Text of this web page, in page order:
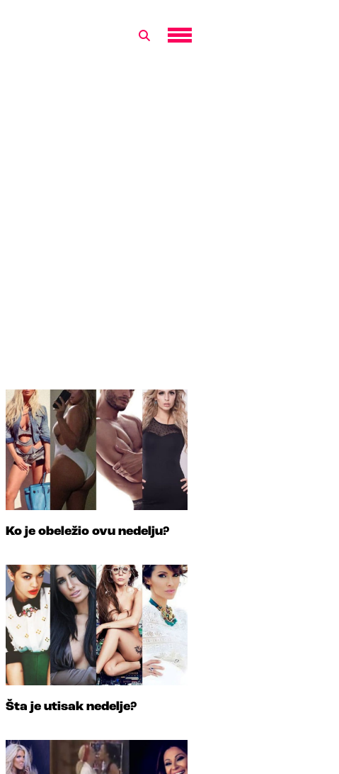
Ko je obeležio ovu nedelju?
Šta je utisak nedelje?